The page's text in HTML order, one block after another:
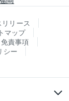
リース
マップ
責事項
シー